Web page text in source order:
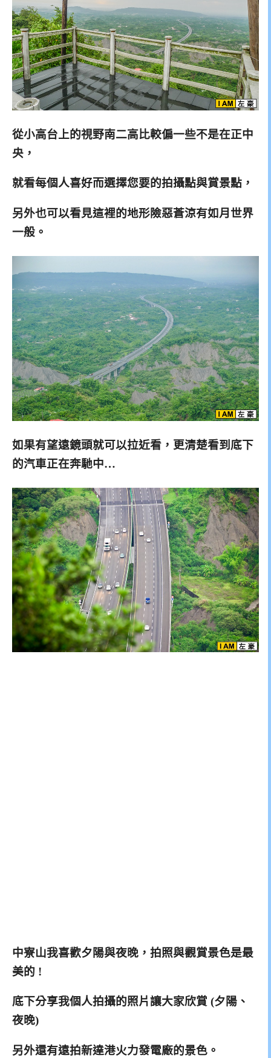
從小高台上的視野南二高比較偏一些不是在正中
央，
就看每個人喜好而選擇您要的拍攝點與賞景點，
另外也可以看見這裡的地形險惡蒼涼有如月世界
一般。
如果有望遠鏡頭就可以拉近看，更清楚看到底下
的汽車正在奔馳中…
中寮山我喜歡夕陽與夜晚，拍照與觀賞景色是最
美的 !
底下分享我個人拍攝的照片讓大家欣賞 (夕陽、
夜晚)
另外還有遠拍新達港火力發電廠的景色。